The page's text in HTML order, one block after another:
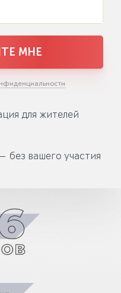
МНЕ
для жителей
без вашего участия